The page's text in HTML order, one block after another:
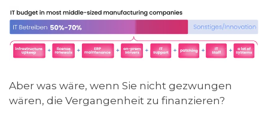
Aber was wäre, wenn Sie nicht gezwungen
wären, die Vergangenheit zu finanzieren?